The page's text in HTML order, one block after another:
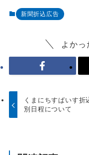
新聞折込広告
よかっ
くまにちすぱいす折
別日程について